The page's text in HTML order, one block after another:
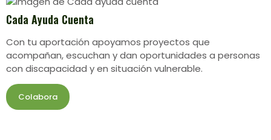
Cada Ayuda Cuenta
Con tu aportación apoyamos proyectos que
acompañan, escuchan y dan oportunidades a personas
con discapacidad y en situación vulnerable.
Colabora